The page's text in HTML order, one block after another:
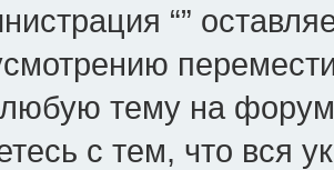
“”
тему на
с тем, что вся